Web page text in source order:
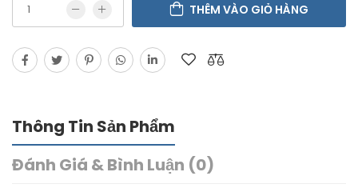
THÊM VÀO GIỎ HÀNG
Thông Tin Sản Phẩm
Đánh Giá & Bình Luận (0)